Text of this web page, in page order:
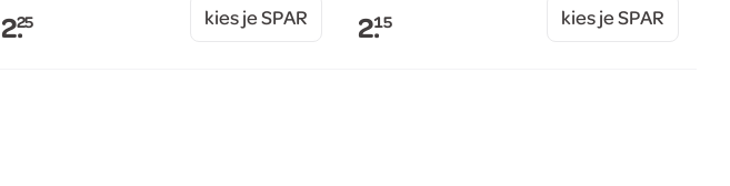
2.25 kies je SPAR 2.15 kies je SPAR